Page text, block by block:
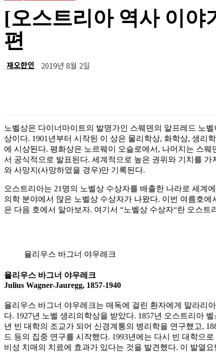
[오스트리아 역사 이야
편
재오한인 2019년 8월 2일
노벨상은 다이너마이트의 발명가인 스웨덴의 알프레드 노
상이다. 1901년부터 시작된 이 상은 물리학상, 화학상, 생리
에 시상된다. 평화상은 노르웨이 오슬로에서, 나머지는 스
서 공식적으로 발표된다. 세계적으로 높은 권위와 기치를
와 사망지(사망하였을 경우)만 기록된다.
오스트리아는 21명의 노벨상 수상자를 배출한 나라로 세계
의학 분야에서 많은 노벨상 수상자가 나왔다. 이번 여름호
은 다음 호에서 알아보자. 여기서 “노벨상 수상자“란 오스
율리우스 바그너 야우레크
율리우스 바그너 야우레크
Julius Wagner-Jauregg, 1857-1940
율리우스 바그너 야우레크는 매독에 걸린 환자에게 말라리
다. 1927년 노벨 생리의학상을 받았다. 1857년 오스트리아
년 빈 대학의 조교가 되어 신경계통의 병리학을 연구했고,
드 등의 집중 연구를 시작했다. 1993년에는 다시 빈 대학으
비성 치매의 치료에 효과가 있다는 것을 발견했다. 이 발열